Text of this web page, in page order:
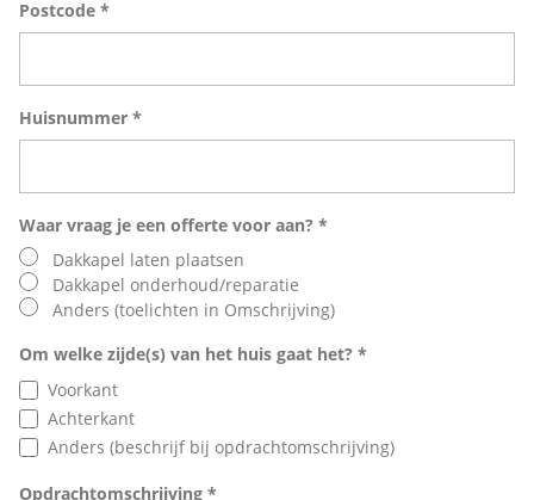
Postcode *
Huisnummer *
Waar vraag je een offerte voor aan? *
Dakkapel laten plaatsen
Dakkapel onderhoud/reparatie
Anders (toelichten in Omschrijving)
Om welke zijde(s) van het huis gaat het? *
Voorkant
Achterkant
Anders (beschrijf bij opdrachtomschrijving)
Opdrachtomschrijving *